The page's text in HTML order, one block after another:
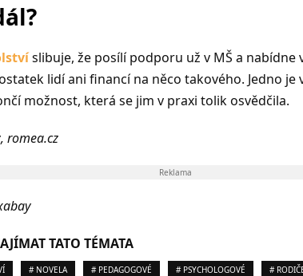
slibuje, že posílí podporu už v MŠ a nabídne
lidí ani financí na něco takového. Jedno je
možnost, která se jim v praxi tolik osvědčila.
romea.cz
Reklama
TATO TÉMATA
# NOVELA # PEDAGOGOVÉ # PSYCHOLOGOVÉ #